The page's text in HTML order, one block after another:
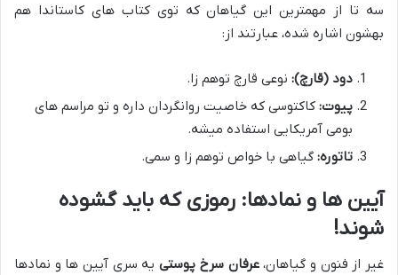
سه تا از مهمترین این گیاهان که توی کتاب های کاستاندا هم
بهشون اشاره شده، عبارتند از:
دود (قارچ): نوعی قارچ توهم زا.
پیوت: کاکتوسی که خاصیت روانگردان داره و تو مراسم های
بومی آمریکایی استفاده میشه.
تاتوره: گیاهی با خواص توهم زا و سمی.
آیین ها و نمادها: رموزی که باید گشوده
شوند!
غیر از فنون و گیاهان،عرفان سرخ پوستییه سری آیین ها و نمادها